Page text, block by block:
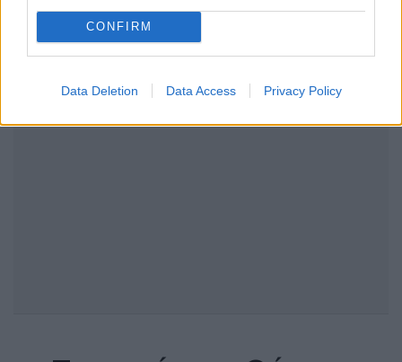
CONFIRM
Data Deletion Data Access Privacy Policy